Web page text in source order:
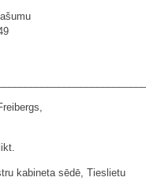
kabineta sēdē, Tieslietu